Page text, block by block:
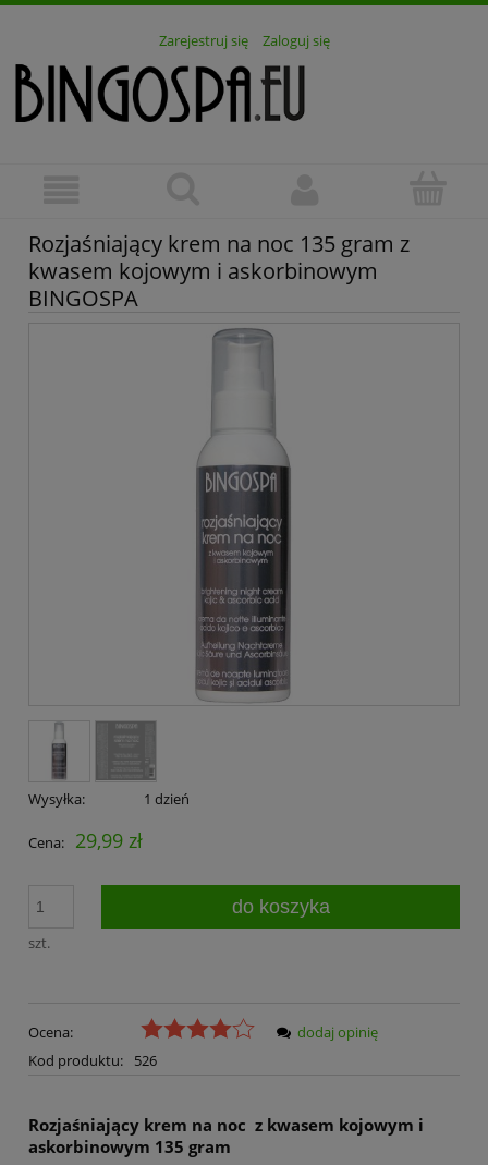
Zarejestruj się Zaloguj się
Rozjaśniający krem na noc 135 gram z
kwasem kojowym i askorbinowym
BINGOSPA
Wysyłka: 1 dzień
Cena: 29,99 zł
szt.
do koszyka
Ocena:
Kod produktu:
526
dodaj opinię
Rozjaśniający krem na noc z kwasem kojowym i
askorbinowym 135 gram